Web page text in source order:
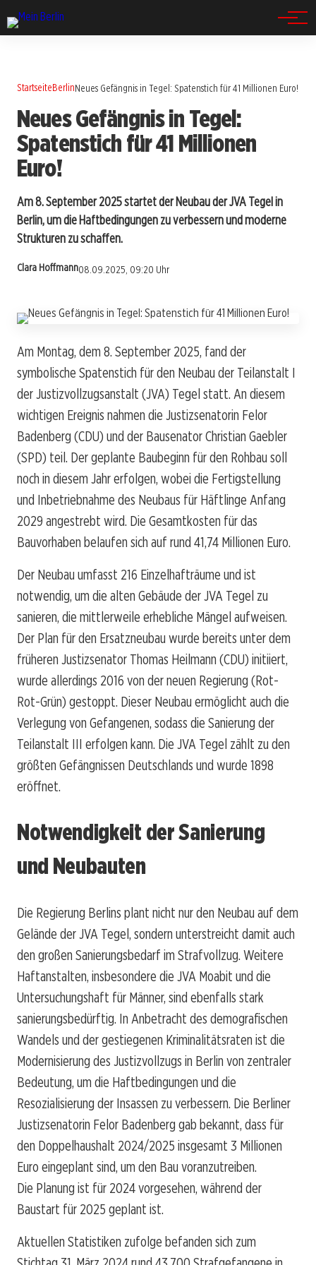
StartseiteBerlinNeues Gefängnis in Tegel: Spatenstich für 41 Millionen Euro!
Neues Gefängnis in Tegel:
Spatenstich für 41 Millionen
Euro!
Am 8. September 2025 startet der Neubau der JVA Tegel in
Berlin, um die Haftbedingungen zu verbessern und moderne
Strukturen zu schaffen.
Clara Hoffmann08.09.2025, 09:20 Uhr
Am Montag, dem 8. September 2025, fand der
symbolische Spatenstich für den Neubau der Teilanstalt I
der Justizvollzugsanstalt (JVA) Tegel statt. An diesem
wichtigen Ereignis nahmen die Justizsenatorin Felor
Badenberg (CDU) und der Bausenator Christian Gaebler
(SPD) teil. Der geplante Baubeginn für den Rohbau soll
noch in diesem Jahr erfolgen, wobei die Fertigstellung
und Inbetriebnahme des Neubaus für Häftlinge Anfang
2029 angestrebt wird. Die Gesamtkosten für das
Bauvorhaben belaufen sich auf rund 41,74 Millionen Euro.
Der Neubau umfasst 216 Einzelhafträume und ist
notwendig, um die alten Gebäude der JVA Tegel zu
sanieren, die mittlerweile erhebliche Mängel aufweisen.
Der Plan für den Ersatzneubau wurde bereits unter dem
früheren Justizsenator Thomas Heilmann (CDU) initiiert,
wurde allerdings 2016 von der neuen Regierung (Rot-
Rot-Grün) gestoppt. Dieser Neubau ermöglicht auch die
Verlegung von Gefangenen, sodass die Sanierung der
Teilanstalt III erfolgen kann. Die JVA Tegel zählt zu den
größten Gefängnissen Deutschlands und wurde 1898
eröffnet.
Notwendigkeit der Sanierung
und Neubauten
Die Regierung Berlins plant nicht nur den Neubau auf dem
Gelände der JVA Tegel, sondern unterstreicht damit auch
den großen Sanierungsbedarf im Strafvollzug. Weitere
Haftanstalten, insbesondere die JVA Moabit und die
Untersuchungshaft für Männer, sind ebenfalls stark
sanierungsbedürftig. In Anbetracht des demografischen
Wandels und der gestiegenen Kriminalitätsraten ist die
Modernisierung des Justizvollzugs in Berlin von zentraler
Bedeutung, um die Haftbedingungen und die
Resozialisierung der Insassen zu verbessern. Die Berliner
Justizsenatorin Felor Badenberg gab bekannt, dass für
den Doppelhaushalt 2024/2025 insgesamt 3 Millionen
Euro eingeplant sind, um den Bau voranzutreiben.
Die Planung ist für 2024 vorgesehen, während der
Baustart für 2025 geplant ist.
Aktuellen Statistiken zufolge befanden sich zum